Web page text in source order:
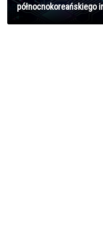
północnokoreańskiego